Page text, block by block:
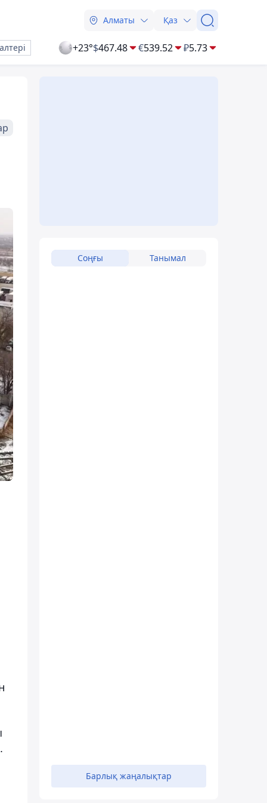
Алматы Қаз
+23°$467.48 €539.52 ₽5.73
Соңғы Танымал
Барлық жаңалықтар